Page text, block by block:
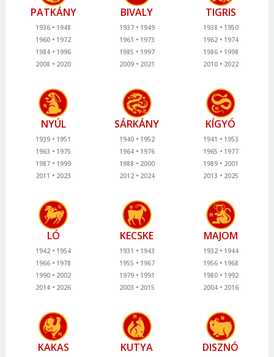
PATKÁNY
1936
1948
1960
1972
1984
1996
2008
2020
BIVALY
1937
1949
1961
1973
1985
1997
2009
2021
TIGRIS
1938
1950
1962
1974
1986
1998
2010
2022
NYÚL
1939
1951
1963
1975
1987
1999
2011
2023
SÁRKÁNY
1940
1952
1964
1976
1988
2000
2012
2024
KÍGYÓ
1941
1953
1965
1977
1989
2001
2013
2025
LÓ
1942
1954
1966
1978
1990
2002
2014
2026
KECSKE
1931
1943
1955
1967
1979
1991
2003
2015
MAJOM
1932
1944
1956
1968
1980
1992
2004
2016
KAKAS KUTYA DISZNÓ